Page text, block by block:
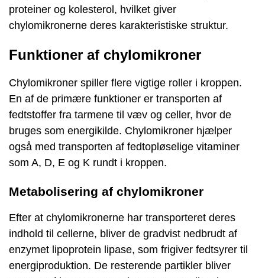
proteiner og kolesterol, hvilket giver
chylomikronerne deres karakteristiske struktur.
Funktioner af chylomikroner
Chylomikroner spiller flere vigtige roller i kroppen.
En af de primære funktioner er transporten af ​​
fedtstoffer fra tarmene til væv og celler, hvor de
bruges som energikilde. Chylomikroner hjælper
også med transporten af ​​fedtopløselige vitaminer
som A, D, E og K rundt i kroppen.
Metabolisering af chylomikroner
Efter at chylomikronerne har transporteret deres
indhold til cellerne, bliver de gradvist nedbrudt af
enzymet lipoprotein lipase, som frigiver fedtsyrer til
energiproduktion. De resterende partikler bliver